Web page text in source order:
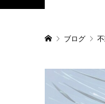
ブログ